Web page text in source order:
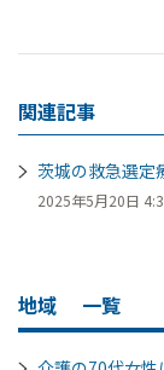
関連記事
茨城の救急選
2025年5月20日
地域 一覧